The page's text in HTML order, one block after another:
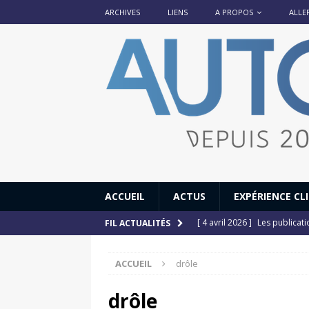
ARCHIVES LIENS A PROPOS
ACCUEIL ACTUS EXPÉRIENCE
FIL ACTUALITÉS [ 4 avril 2026 ] Les
ACCUEIL drôle
drôle